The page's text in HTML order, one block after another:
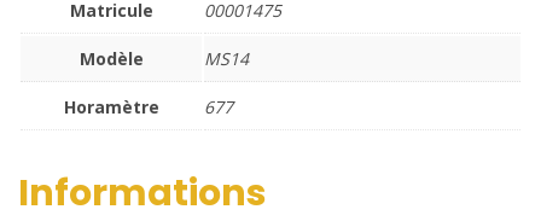
Matricule 00001475
Modèle MS14
Horamètre 677
Informations